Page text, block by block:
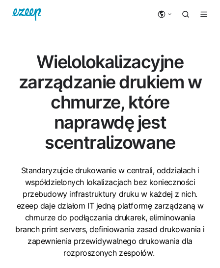
Wielolokalizacyjne
zarządzanie drukiem w
chmurze, które
naprawdę jest
scentralizowane
Standaryzujcie drukowanie w centrali, oddziałach i
współdzielonych lokalizacjach bez konieczności
przebudowy infrastruktury druku w każdej z nich.
ezeep daje działom IT jedną platformę zarządzaną w
chmurze do podłączania drukarek, eliminowania
branch print servers, definiowania zasad drukowania i
zapewnienia przewidywalnego drukowania dla
rozproszonych zespołów.